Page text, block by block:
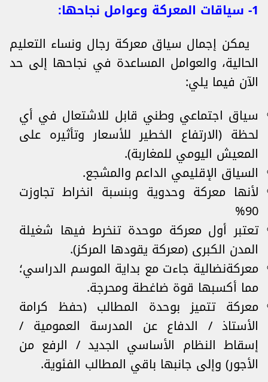
1- سياقات المعركة وعوامل نجاحها:
يمكن إجمال سياق معركة رجال ونساء التعليم
الحالية، والعوامل المساعدة في نجاحها إلى حد
الآن فيما يلي:
سياق اجتماعي وطني قابل للاشتعال في أي
لحظة (الارتفاع الخطير للأسعار وتأثيره على
المعيش اليومي للمغاربة).
السياق الإقليمي الداعم والمشجع.
لأنها معركة وحدوية وبنسبة انخراط تجاوزت
90%
تعتبر أول معركة موحدة تنخرط فيها شغيلة
المدن الكبرى (معركة يقودها المركز).
معركةنضالية جاءت مع بداية الموسم الدراسي؛
مما أكسبها قوة ضاغطة ومحرجة.
معركة تتميز بوحدة المطالب (حفظ كرامة
الأستاذ / الدفاع عن المدرسة العمومية /
إسقاط النظام الأساسي الجديد / الرفع من
الأجور) وإلى جانبها باقي المطالب الفئوية.